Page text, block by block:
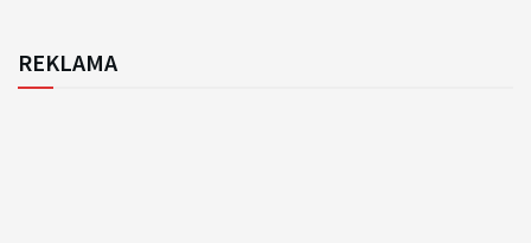
REKLAMA